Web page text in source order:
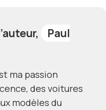
Paul
ma passion
des voitures
modèles du